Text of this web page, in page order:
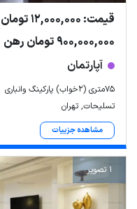
قیمت: 12,000,000 تومان اجاره
900,000,000 تومان رهن
آپارتمان
۷۵متری (۲خواب) پارکینگ وانباری
تسلیحات, تهران
مشاهده جزییات
1 تصویر